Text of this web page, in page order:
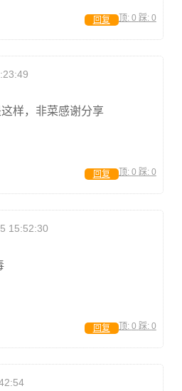
顶: 0 踩: 0
回复
样，非菜感谢分享
顶: 0 踩: 0
回复
15:52:30
顶: 0 踩: 0
回复